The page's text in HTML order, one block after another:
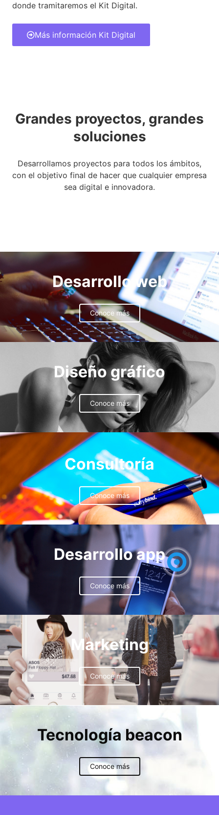
donde tramitaremos el Kit Digital.
Más información Kit Digital
Grandes proyectos, grandes
soluciones
Desarrollamos proyectos para todos los ámbitos,
con el objetivo final de hacer que cualquier empresa
sea digital e innovadora.
Desarrollo web
Conoce más
Diseño gráfico
Conoce más
Consultoría
Conoce más
Desarrollo app
Conoce más
Marketing
Conoce más
Tecnología beacon
Conoce más